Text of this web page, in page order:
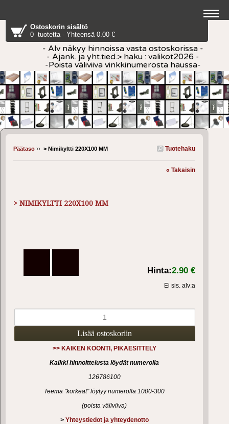
Ostoskorin sisältö
0 tuotetta - Yhteensä 0.00 €
- Alv näkyy hinnoissa vasta ostoskorissa -
- Ajank. ja yht.tied.> haku : valikot2026 -
-Poista väliviiva vinkkinumerosta haussa-
Tuotehaku
Päätaso ›› > Nimikyltti 220X100 MM
« Takaisin
> NIMIKYLTTI 220X100 MM
Hinta:2.90 €
Ei sis. alv:a
>> KAIKEN KOONTI, PIKAESITTELY
Kaikki hinnoittelusta löydät numerolla
126786100
Teema "korkeat" löytyy numerolla 1000-300
(poista väliviiva)
> Yhteystiedot ja yhteydenotto